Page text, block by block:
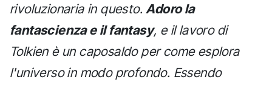
rivoluzionaria in questo. Adoro la
fantascienza e il fantasy, e il lavoro di
Tolkien è un caposaldo per come esplora
l'universo in modo profondo. Essendo